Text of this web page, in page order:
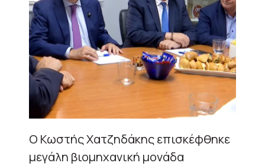
Ο Κωστής Χατζηδάκης επισκέφθηκε
μεγάλη βιομηχανική μονάδα